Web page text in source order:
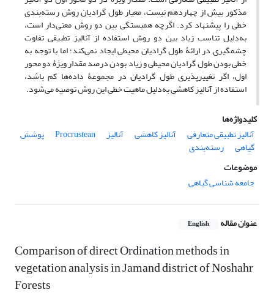
مذکور بیش از چهاردهم نیست، معیار طول گرادیان روش رسته‌بندی
خطی را پیشنهاد کرد. اگرچه همبستگی بین دو روش معنی‌دار است،
به‌دلیل تناسب زیاد بین دو روش استفاده از آنالیز تطبیقی تفاوت
چشمگیری در ارائۀ طول گرادیان محیطی ایجاد نمی‌کند؛ اما با توجه به
خطی بودن طول گرادیان محیطی و زیاد بودن درصد مقدار ویژۀ دو محور
اول، اگر تغییرپذیری طول گرادیان در مجموعۀ داده‌ها کم باشد،
استفاده از آنالیز کاهشی به‌دلیل ماهیت خطی این روش توصیه می‌شود.
کلیدواژه‌ها
آنالیز تطبیقی متعارفی
آنالیز کاهشی آنالیز Procrustean پوشش
گیاهی
رسته‌بندی
موضوعات
جامعه شناسی گیاهی
عنوان مقاله English
Comparison of direct Ordination methods in
vegetation analysis in Jamand district of Noshahr
Forests